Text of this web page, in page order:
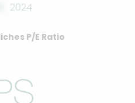
2024
P/E Ratio